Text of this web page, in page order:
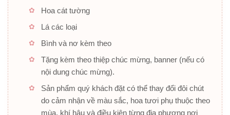
Hoa cát tường
Lá các loại
Bình và nơ kèm theo
Tặng kèm theo thiệp chúc mừng, banner (nếu có
nội dung chúc mừng).
Sản phẩm quý khách đặt có thể thay đổi đôi chút
do cảm nhận về màu sắc, hoa tươi phụ thuộc theo
mùa, khí hậu và điều kiện từng địa phương nơi